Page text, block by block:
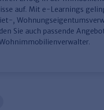
auf. Mit e-Learnings
,
Sie auch passende